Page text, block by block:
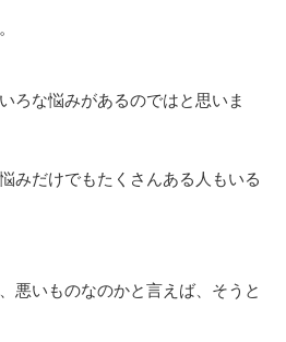
ろな悩みがあるのではと思いま
みだけでもたくさんある人もいる
悪いものなのかと言えば、そうと